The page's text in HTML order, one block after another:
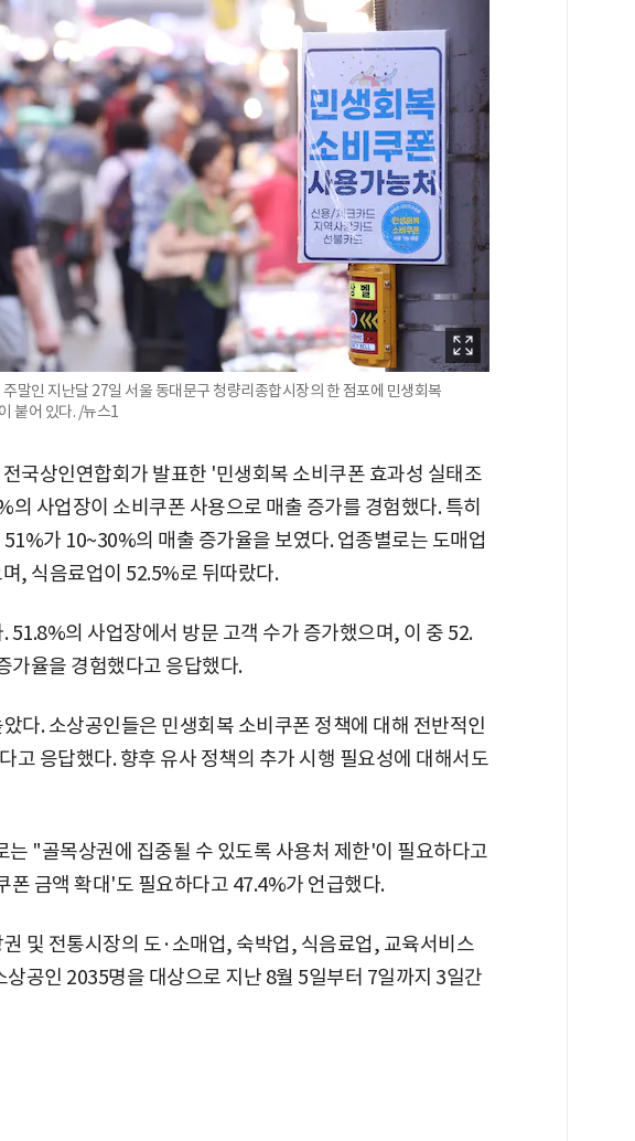
말인 지난달 27일 서울 동대문구 청량리종합시장의 한 점포에 민생회복
붙어 있다. /뉴스1
국상인연합회가 발표한 '민생회복 소비쿠폰 효과성 실태조
의 사업장이 소비쿠폰 사용으로 매출 증가를 경험했다. 특히
가 10~30%의 매출 증가율을 보였다. 업종별로는 도매업
, 식음료업이 52.5%로 뒤따랐다.
51.8%의 사업장에서 방문 고객 수가 증가했으며, 이 중 52.
가율을 경험했다고 응답했다.
다. 소상공인들은 민생회복 소비쿠폰 정책에 대해 전반적인
고 응답했다. 향후 유사 정책의 추가 시행 필요성에 대해서도
는 "골목상권에 집중될 수 있도록 사용처 제한'이 필요하다고
폰 금액 확대'도 필요하다고 47.4%가 언급했다.
및 전통시장의 도·소매업, 숙박업, 식음료업, 교육서비스
상공인 2035명을 대상으로 지난 8월 5일부터 7일까지 3일간